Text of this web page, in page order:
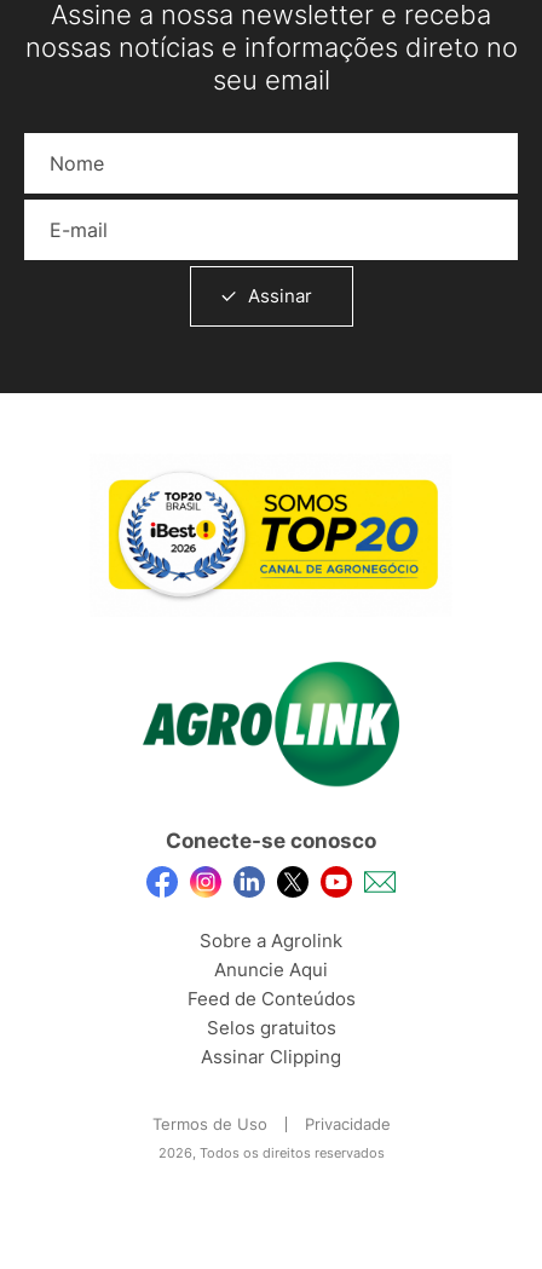
Assine a nossa newsletter e receba
nossas notícias e informações direto no
seu email
Assinar
Conecte-se conosco
Sobre a Agrolink
Anuncie Aqui
Feed de Conteúdos
Selos gratuitos
Assinar Clipping
Termos de Uso Privacidade
2026, Todos os direitos reservados